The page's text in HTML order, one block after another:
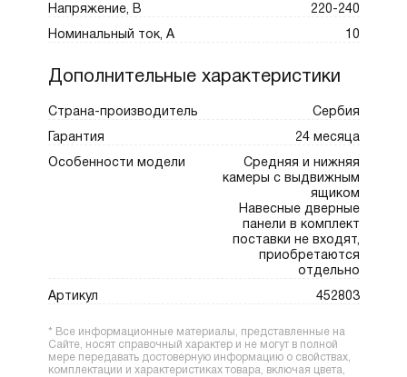
Напряжение, В 220-240
Номинальный ток, А 10
Дополнительные характеристики
Страна-производитель Сербия
Гарантия 24 месяца
Особенности модели
Средняя и нижняя
камеры с выдвижным
ящиком
Навесные дверные
панели в комплект
поставки не входят,
приобретаются
отдельно
Артикул 452803
* Все информационные материалы, представленные на
Сайте, носят справочный характер и не могут в полной
мере передавать достоверную информацию о свойствах,
комплектации и характеристиках товара, включая цвета,